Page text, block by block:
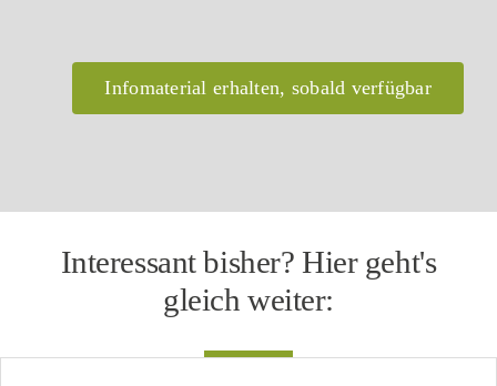
Infomaterial erhalten, sobald verfügbar
Interessant bisher? Hier geht's
gleich weiter: